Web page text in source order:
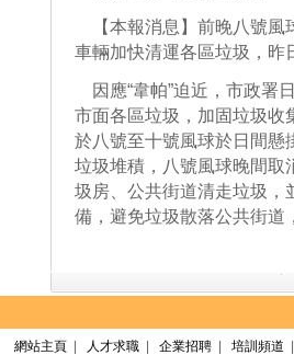
【本報消息】前晚八號風
車輛加快清運各區垃圾，昨
因應“韋帕”迫近，市政署
市面各區垃圾，加固垃圾收
於八號至十號風球於日間懸
垃圾堆積，八號風球晚間取
圾房、公共街道清走垃圾，
備，避免垃圾散落公共街道
網站主頁 人才求職 企業招聘 培訓頻道